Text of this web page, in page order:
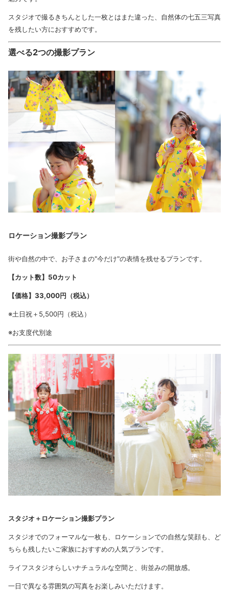
スタジオで撮るきちんとした一枚とはまた違った、自然体の七五三写真
を残したい方におすすめです。
選べる2つの撮影プラン
ロケーション撮影プラン
街や自然の中で、お子さまの"今だけ"の表情を残せるプランです。
【カット数】50カット
【価格】33,000円（税込）
※土日祝＋5,500円（税込）
※お支度代別途
スタジオ＋ロケーション撮影プラン
スタジオでのフォーマルな一枚も、ロケーションでの自然な笑顔も、ど
ちらも残したいご家族におすすめの人気プランです。
ライフスタジオらしいナチュラルな空間と、街並みの開放感。
一日で異なる雰囲気の写真をお楽しみいただけます。